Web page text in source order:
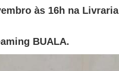
às 16h na
BUALA.